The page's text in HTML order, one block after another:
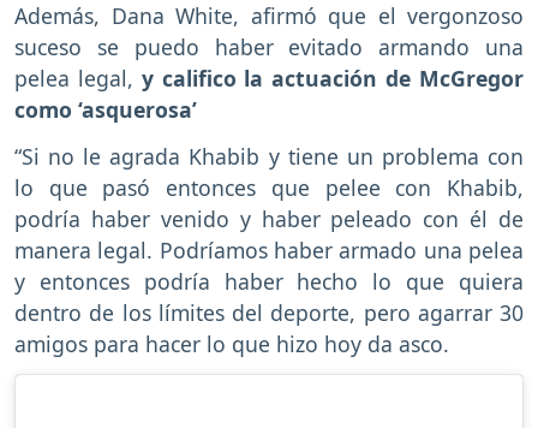
Además, Dana White, afirmó que el vergonzoso
suceso se puedo haber evitado armando una
pelea legal, y califico la actuación de McGregor
como ‘asquerosa’
“Si no le agrada Khabib y tiene un problema con
lo que pasó entonces que pelee con Khabib,
podría haber venido y haber peleado con él de
manera legal. Podríamos haber armado una pelea
y entonces podría haber hecho lo que quiera
dentro de los límites del deporte, pero agarrar 30
amigos para hacer lo que hizo hoy da asco.